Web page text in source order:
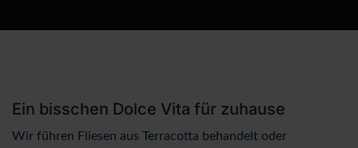
Ein bisschen Dolce Vita für zuhause
Wir führen Fliesen aus Terracotta behandelt oder